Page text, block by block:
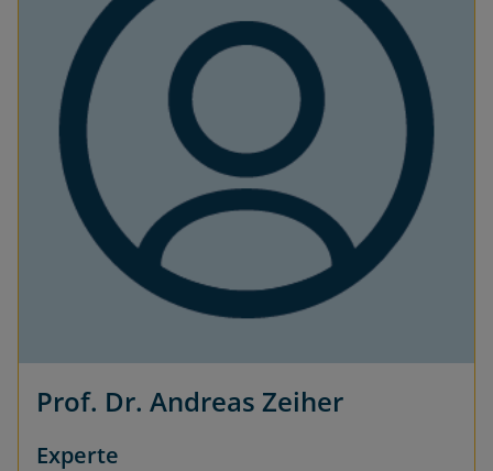
Prof. Dr. Andreas Zeiher
Experte